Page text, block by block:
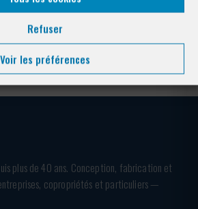
Refuser
Voir les préférences
la fiche technique
plus de 40 ans. Conception, fabrication et
copropriétés et particuliers —